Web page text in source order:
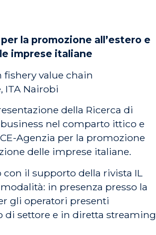
la promozione all’estero e
imprese italiane
fishery value chain
ITA Nairobi
della Ricerca di
nel comparto ittico e
Agenzia per la promozione
delle imprese italiane.
con il supporto della rivista IL
in presenza presso la
gli operatori presenti
di settore e in diretta streaming